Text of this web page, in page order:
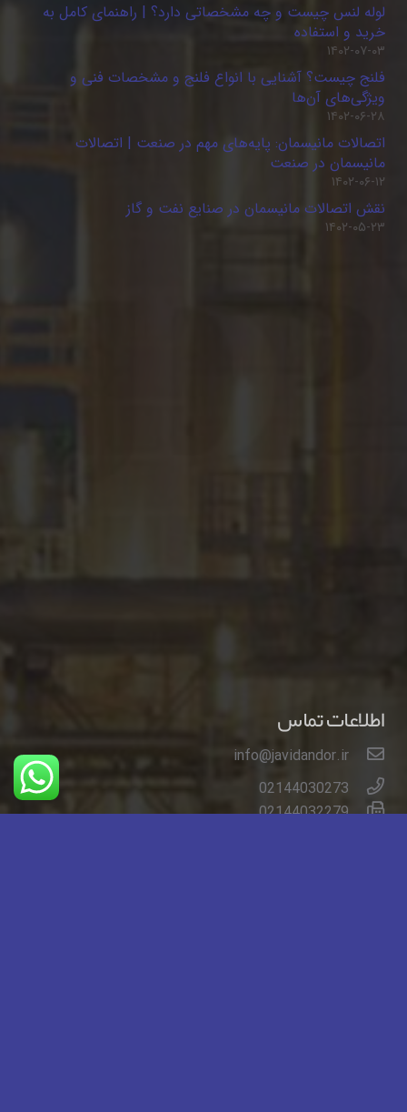
لوله لنس چیست و چه مشخصاتی دارد؟ | راهنمای کامل به
خرید و استفاده
۱۴۰۲-۰۷-۰۳
فلنج چیست؟ آشنایی با انواع فلنج و مشخصات فنی و
ویژگی‌های آن‌ها
۱۴۰۲-۰۶-۲۸
اتصالات مانیسمان: پایه‌های مهم در صنعت | اتصالات
مانیسمان در صنعت
۱۴۰۲-۰۶-۱۲
نقش اتصالات مانیسمان در صنایع نفت و گاز
۱۴۰۲-۰۵-۲۳
اطلاعات تماس
info@javidandor.ir
02144030273
02144032279